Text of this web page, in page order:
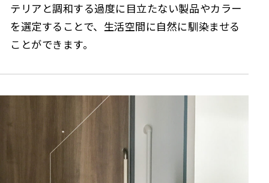
テリアと調和する過度に目立たない製品やカラー
を選定することで、生活空間に自然に馴染ませる
ことができます。